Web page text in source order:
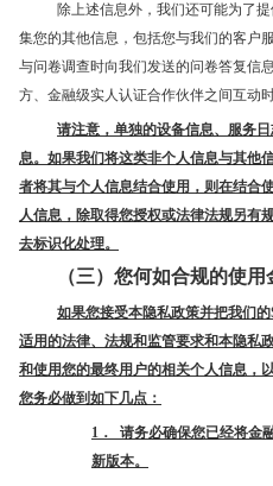
除上述信息外，我们还可能为了
集您的其他信息，包括您与我们的客户
与问卷调查时向我们发送的问卷答复信
方、金融级实人认证合作伙伴之间互动
请注意，单独的设备信息、服务
息。如果我们将这类非个人信息与其他
者将其与个人信息结合使用，则在结合
人信息，除取得您授权或法律法规另有
去标识化处理。
（三）您何如合规的使
如果您接受本隐私政策并把我们
适用的法律、法规和监管要求和本隐私
和使用您的最终用户的相关个人信息，
您务必做到如下几点：
1． 请务必确保您已经将金
新版本。